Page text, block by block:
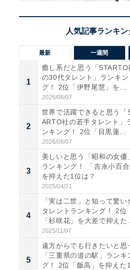
最新 一週間
1
癒し系だと思う「STARTO
の30代タレント」ランキン
グ！ 2位「伊野尾慧」を...
2026/08/07
2
世界で活躍できると思う「
ARTO社の若手タレント」
ンキング！ 2位「目黒蓮...
2026/08/07
3
美しいと思う「昭和の女優
ランキング！ 「吉永小百合
を抑えた1位は？
2025/04/21
4
「実は二世」と知って驚い
タレントランキング！ 2位
「杉咲花」を大差で抑えた
位...
2025/11/07
5
遠方からでも行きたいと思
「三重県の道の駅」ランキ
グ！ 2位「飯高」を抑えた